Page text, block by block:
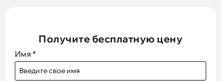
Получите бесплатную цену
Имя *